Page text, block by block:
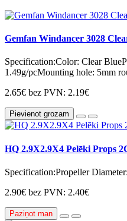
Gemfan Windancer 3028
Specification:Color: Clear
1.49g/pcMounting hole: 5mm
2.65€ bez PVN: 2.19€
Pievienot grozam
HQ 2.9X2.9X4 Pelēki Props
Specification:Propeller
2.90€ bez PVN: 2.40€
Paziņot man